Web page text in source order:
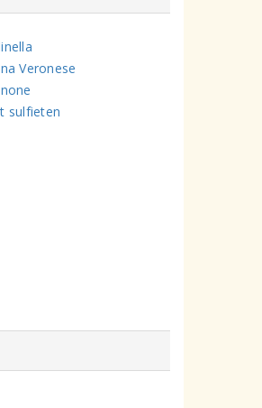
Veronese
sulfieten